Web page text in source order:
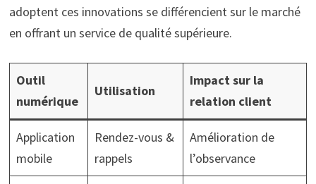
adoptent ces innovations se différencient sur le marché
en offrant un service de qualité supérieure.
Outil
numérique
Utilisation
Impact sur la
relation client
Application
mobile
Rendez-vous &
rappels
Amélioration de
l’observance